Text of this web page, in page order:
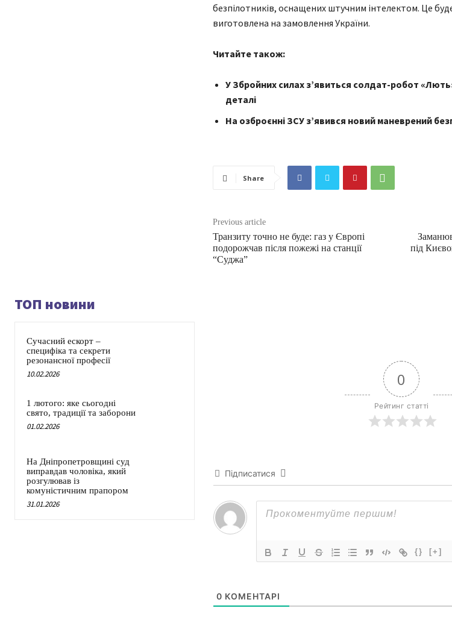
безпілотників, оснащених штучним інтелектом. Це
виготовлена на замовлення України.
Читайте також:
У Збройних силах зʼявиться солдат-робот
деталі
На озброєнні ЗСУ з’явився новий маневрений
Share
Previous article
Транзиту точно не буде: газ у Європі
подорожчав після пожежі на станції
“Суджа”
під
ТОП новини
Сучасний ескорт –
специфіка та секрети
резонансної професії
10.02.2026
1 лютого: яке сьогодні
свято, традиції та заборони
01.02.2026
На Дніпропетровщині суд
виправдав чоловіка, який
розгулював із
комуністичним прапором
31.01.2026
0
Рейтинг статті
Підписатися
{} [+]
0 КОМЕНТАРІ